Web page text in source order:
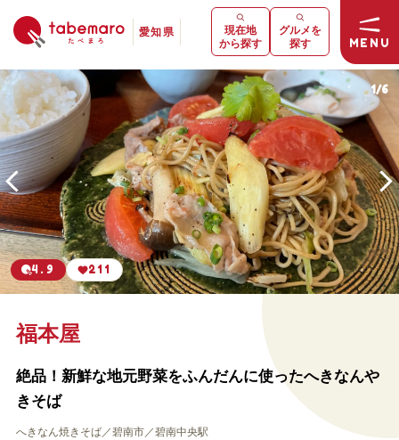
愛知県
MENU
現在地
から探す
グルメを
探す
4.9 211
1/6
福本屋
絶品！新鮮な地元野菜をふんだんに使ったへきなんや
きそば
へきなん焼きそば 碧南市 碧南中央駅